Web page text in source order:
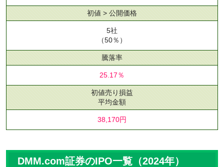
初値 > 公開価格
5社
（50％）
騰落率
25.17％
初値売り損益
平均金額
38,170円
DMM.com証券のIPO一覧（2024年）